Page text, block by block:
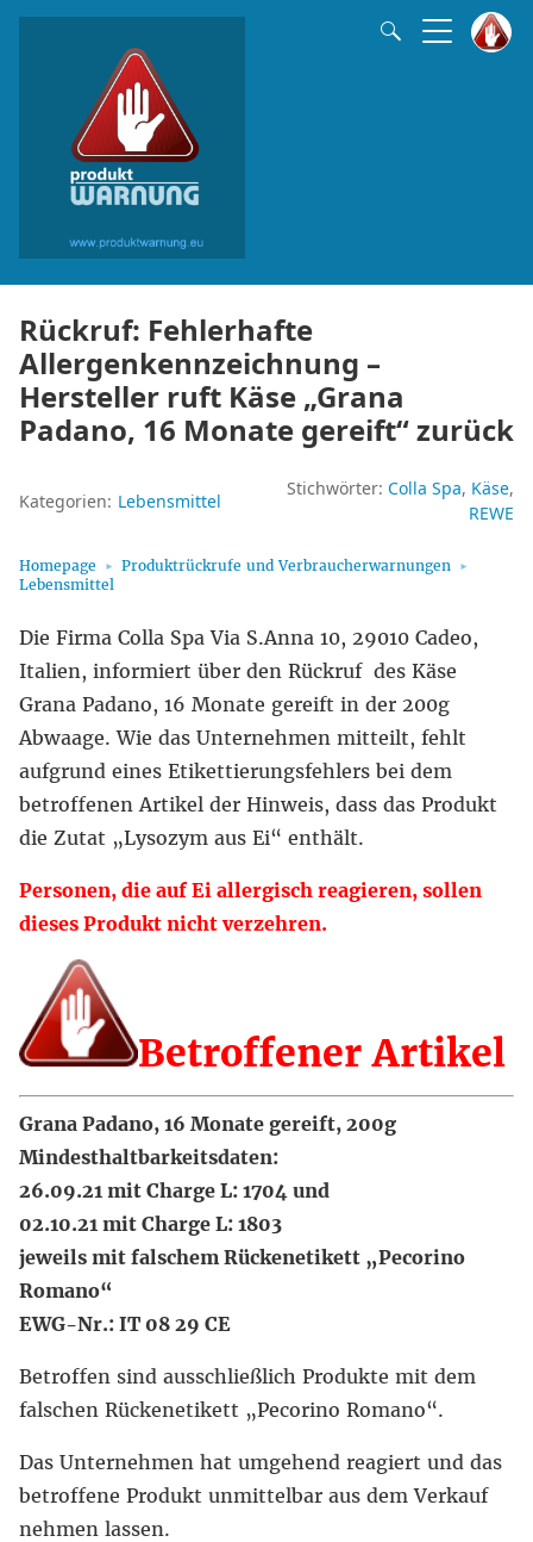
Rückruf: Fehlerhafte
Allergenkennzeichnung –
Hersteller ruft Käse „Grana
Padano, 16 Monate gereift“ zurück
Kategorien: Lebensmittel
Stichwörter: Colla Spa Käse
REWE
Homepage
Produktrückrufe und Verbraucherwarnungen
Lebensmittel
Die Firma Colla Spa Via S.Anna 10, 29010 Cadeo,
Italien, informiert über den Rückruf des Käse
Grana Padano, 16 Monate gereift in der 200g
Abwaage. Wie das Unternehmen mitteilt, fehlt
aufgrund eines Etikettierungsfehlers bei dem
betroffenen Artikel der Hinweis, dass das Produkt
die Zutat „Lysozym aus Ei“ enthält.
Personen, die auf Ei allergisch reagieren, sollen
dieses Produkt nicht verzehren.
Betroffener Artikel
Grana Padano, 16 Monate gereift, 200g
Mindesthaltbarkeitsdaten:
26.09.21 mit Charge L: 1704 und
02.10.21 mit Charge L: 1803
jeweils mit falschem Rückenetikett „Pecorino
Romano“
EWG-Nr.: IT 08 29 CE
Betroffen sind ausschließlich Produkte mit dem
falschen Rückenetikett „Pecorino Romano“.
Das Unternehmen hat umgehend reagiert und das
betroffene Produkt unmittelbar aus dem Verkauf
nehmen lassen.